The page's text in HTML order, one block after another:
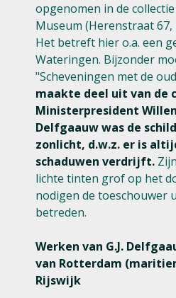
opgenomen in de
Museum (Herenstraat 67,
Het betreft hier o.a. een
Wateringen. Bijzonder
"Scheveningen met de
maakte deel uit van de
Ministerpresident
Delfgaauw was de
zonlicht, d.w.z. er is
schaduwen verdrijft.
lichte tinten grof op het
nodigen de toeschouwer
betreden.
Werken van G.J.
van Rotterdam
Rijswijk